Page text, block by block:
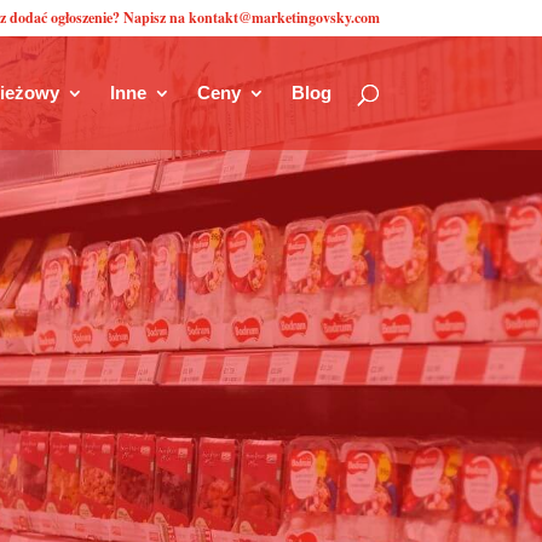
dodać ogłoszenie? Napisz na kontakt@marketingovsky.com
Inne Ceny Blog